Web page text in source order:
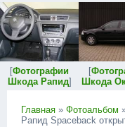
[Фотографии
Шкода Рапид]
[
Шкода
Главная » Фотоальбом
Рапид Spaceback